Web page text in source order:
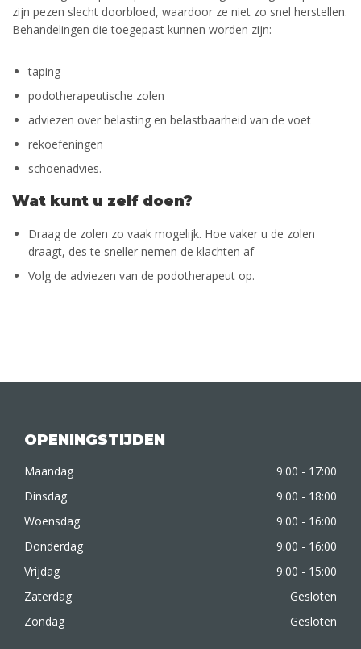
zijn pezen slecht doorbloed, waardoor ze niet zo snel herstellen.
Behandelingen die toegepast kunnen worden zijn:
taping
podotherapeutische zolen
adviezen over belasting en belastbaarheid van de voet
rekoefeningen
schoenadvies.
Wat kunt u zelf doen?
Draag de zolen zo vaak mogelijk. Hoe vaker u de zolen
draagt, des te sneller nemen de klachten af
Volg de adviezen van de podotherapeut op.
OPENINGSTIJDEN
Maandag
9:00 - 17:00
Dinsdag
9:00 - 18:00
Woensdag
9:00 - 16:00
Donderdag
9:00 - 16:00
Vrijdag
9:00 - 15:00
Zaterdag
Gesloten
Zondag
Gesloten